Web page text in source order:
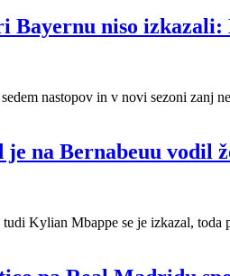
Bayernu niso
nastopov in v novi sezoni zanj
na Bernabeuu vodil
Kylian Mbappe se je izkazal, toda